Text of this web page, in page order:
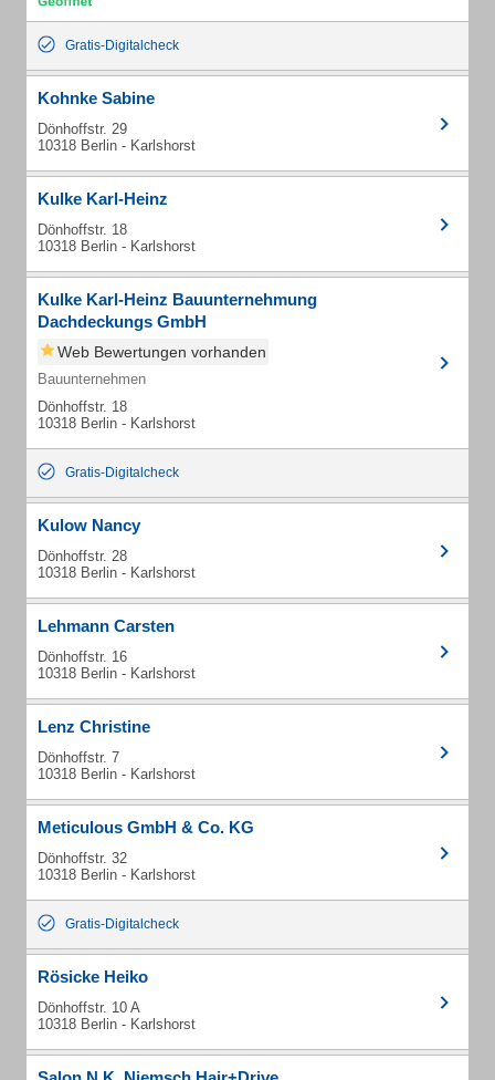
Gratis-Digitalcheck
Kohnke Sabine
Dönhoffstr. 29
10318 Berlin - Karlshorst
Kulke Karl-Heinz
Dönhoffstr. 18
10318 Berlin - Karlshorst
Kulke Karl-Heinz Bauunternehmung
Dachdeckungs GmbH
Web Bewertungen vorhanden
Bauunternehmen
Dönhoffstr. 18
10318 Berlin - Karlshorst
Gratis-Digitalcheck
Kulow Nancy
Dönhoffstr. 28
10318 Berlin - Karlshorst
Lehmann Carsten
Dönhoffstr. 16
10318 Berlin - Karlshorst
Lenz Christine
Dönhoffstr. 7
10318 Berlin - Karlshorst
Meticulous GmbH & Co. KG
Dönhoffstr. 32
10318 Berlin - Karlshorst
Gratis-Digitalcheck
Rösicke Heiko
Dönhoffstr. 10 A
10318 Berlin - Karlshorst